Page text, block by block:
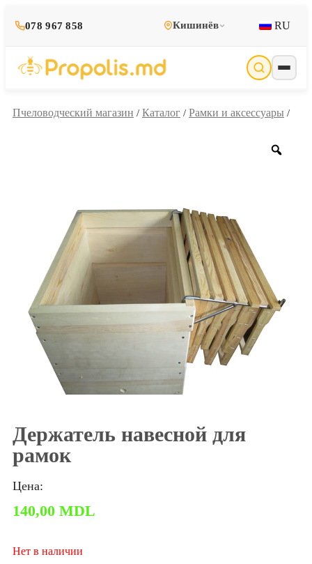
078 967 858 Кишинёв RU
Пчеловодческий магазин / Каталог / Рамки и аксессуары /
Держатель навесной для
рамок
Цена:
140,00 MDL
Нет в наличии